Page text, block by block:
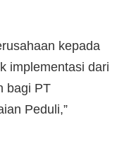
kepada
implementasi dari
bagi PT
Peduli,”